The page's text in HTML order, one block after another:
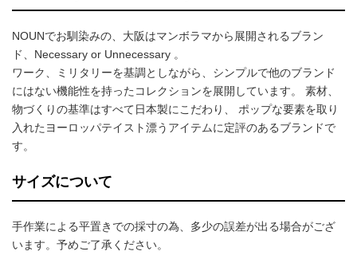
NOUNでお馴染みの、大阪はマンボラマから展開されるブラン
ド、Necessary or Unnecessary 。
ワーク、ミリタリーを基調としながら、シンプルで他のブランド
にはない機能性を持ったコレクションを展開しています。 素材、
物づくりの基準はすべて日本製にこだわり、 ポップな要素を取り
入れたヨーロッパテイスト漂うアイテムに定評のあるブランドで
す。
サイズについて
手作業による平置きでの採寸の為、多少の誤差が出る場合がござ
います。予めご了承ください。